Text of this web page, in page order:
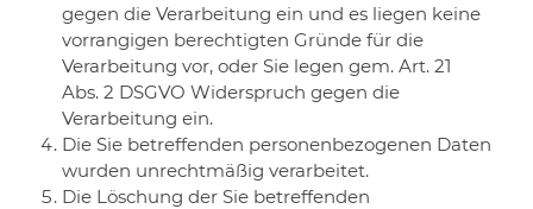
gegen die Verarbeitung ein und es liegen keine
vorrangigen berechtigten Gründe für die
Verarbeitung vor, oder Sie legen gem. Art. 21
Abs. 2 DSGVO Widerspruch gegen die
Verarbeitung ein.
​Die Sie betreffenden personenbezogenen Daten
wurden unrechtmäßig verarbeitet.
Die Löschung der Sie betreffenden